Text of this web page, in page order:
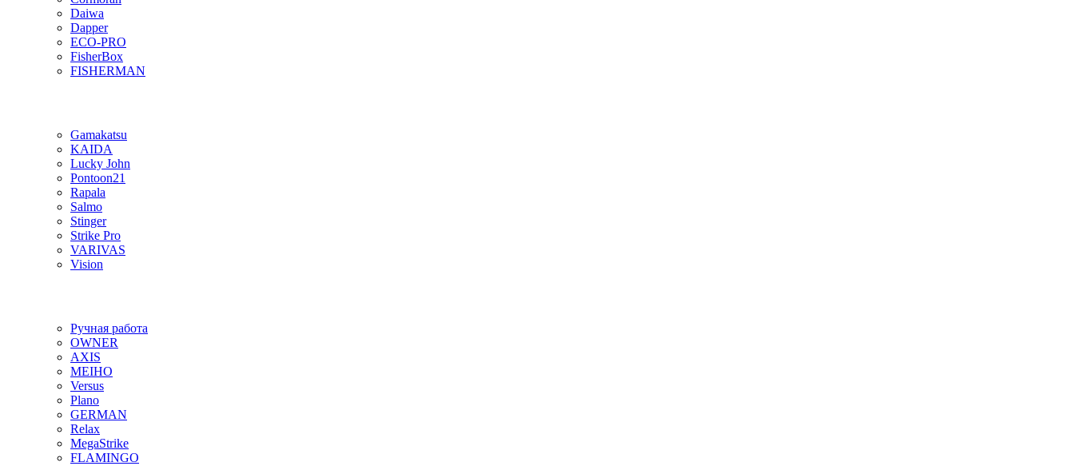
Daiwa
Dapper
ECO-PRO
FisherBox
FISHERMAN
Gamakatsu
KAIDA
Lucky John
Pontoon21
Rapala
Salmo
Stinger
Strike Pro
VARIVAS
Vision
Ручная работа
OWNER
AXIS
MEIHO
Versus
Plano
GERMAN
Relax
MegaStrike
FLAMINGO